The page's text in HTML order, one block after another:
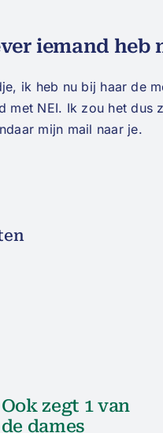
iemand heb
ik heb nu bij haar de
met NEI. Ik zou het
mijn mail naar je.
Ook zegt 1 van
de dames